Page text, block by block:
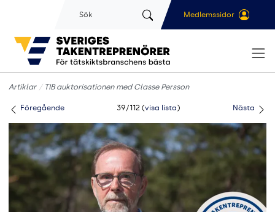
Sök Medlemssidor
Artiklar TIB auktorisationen med Classe Persson
Föregående 39/112 (visa lista) Nästa